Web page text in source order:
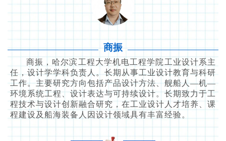
商振
商振，哈尔滨工程大学机电工程学院工业设计系主
任，设计学学科负责人。长期从事工业设计教育与科研
工作。主要研究方向包括产品设计方法、舰船人—机—
环境系统工程、设计表达与可持续设计。长期致力于工
程技术与设计创新融合研究，在工业设计人才培养、课
程建设及船海装备人因设计领域具有丰富经验。